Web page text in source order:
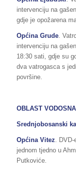
intervenciju na
gdje je opožarena
Općina Grude.
intervenciju na
18:30 sati, gdje su
dva vatrogasca s
površine.
OBLAST
Srednjobosanski
Općina Vitez.
jednom tjedno u
Putkoviće.